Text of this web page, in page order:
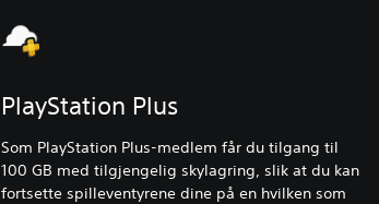
PlayStation Plus
Som PlayStation Plus-medlem får du tilgang til
100 GB med tilgjengelig skylagring, slik at du kan
fortsette spilleventyrene dine på en hvilken som